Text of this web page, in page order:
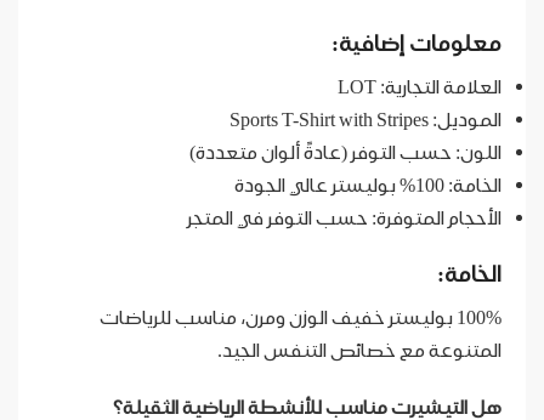
معلومات إضافية:
العلامة التجارية: LOT
الموديل: Sports T-Shirt with Stripes
اللون: حسب التوفر (عادةً ألوان متعددة)
الخامة: 100% بوليستر عالي الجودة
الأحجام المتوفرة: حسب التوفر في المتجر
الخامة:
100% بوليستر خفيف الوزن ومرن، مناسب للرياضات
المتنوعة مع خصائص التنفس الجيد.
هل التيشيرت مناسب للأنشطة الرياضية الثقيلة؟